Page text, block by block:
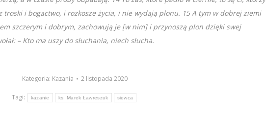
troski i bogactwo, i rozkosze życia, i nie wydają plonu. 15 A tym w dobrej ziemi
szczerym i dobrym, zachowują je [w nim] i przynoszą plon dzięki swej
– Kto ma uszy do słuchania, niech słucha.
Kategoria: Kazania 2 listopada 2020
Tagi: kazanie ks. Marek Ławreszuk siewca